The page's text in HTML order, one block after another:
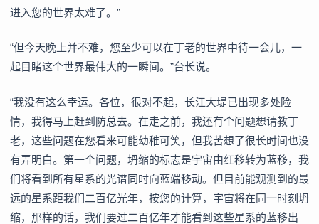
进入您的世界太难了。”
“但今天晚上并不难，您至少可以在丁老的世界中待一会儿，一
起目睹这个世界最伟大的一瞬间。”台长说。
“我没有这么幸运。各位，很对不起，长江大堤已出现多处险
情，我得马上赶到防总去。在走之前，我还有个问题想请教丁
老，这些问题在您看来可能幼稚可笑，但我苦想了很长时间也没
有弄明白。第一个问题，坍缩的标志是宇宙由红移转为蓝移，我
们将看到所有星系的光谱同时向蓝端移动。但目前能观测到的最
远的星系距我们二百亿光年，按您的计算，宇宙将在同一时刻坍
缩，那样的话，我们要过二百亿年才能看到这些星系的蓝移出